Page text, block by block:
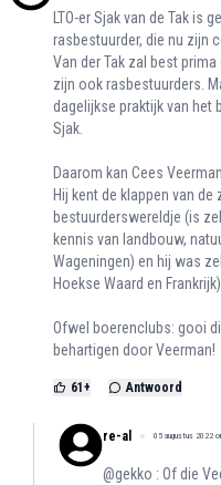
LTO-er Sjak van de Tak is
rasbestuurder, die nu zijn
Van der Tak zal best
zijn ook rasbestuurders.
dagelijkse praktijk van het
Sjak.
Daarom kan Cees
Hij kent de klappen van
bestuurderswereldje (is
kennis van landbouw,
Wageningen) en hij was
Hoekse Waard en
Ofwel boerenclubs: gooi
behartigen door Veerman!
61 + Antwoord
re-al 05 augustus 2022
@gekko : Of die